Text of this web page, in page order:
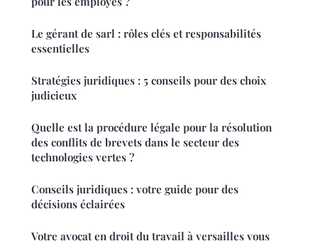
Le gérant de sarl : rôles clés et responsabilités
essentielles
Stratégies juridiques : 5 conseils pour des choix
judicieux
Quelle est la procédure légale pour la résolution
des conflits de brevets dans le secteur des
technologies vertes ?
Conseils juridiques : votre guide pour des
décisions éclairées
Votre avocat en droit du travail à versailles vous